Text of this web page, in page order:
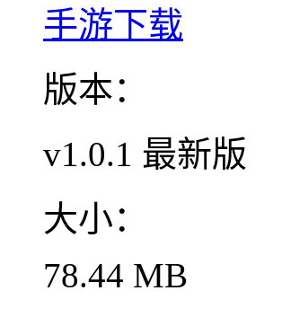
手游下载
版本：
v1.0.1 最新版
大小：
78.44 MB